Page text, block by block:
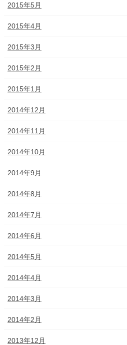
2015年5月
2015年4月
2015年3月
2015年2月
2015年1月
2014年12月
2014年11月
2014年10月
2014年9月
2014年8月
2014年7月
2014年6月
2014年5月
2014年4月
2014年3月
2014年2月
2013年12月